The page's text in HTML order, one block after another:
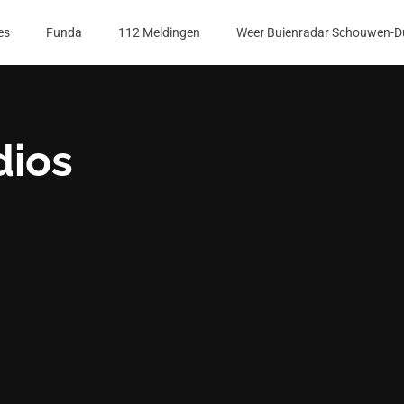
Funda 112 Meldingen Weer Buienradar Schouwen-